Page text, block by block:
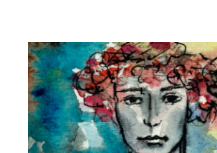
Organizza il tuo evento
Contatti